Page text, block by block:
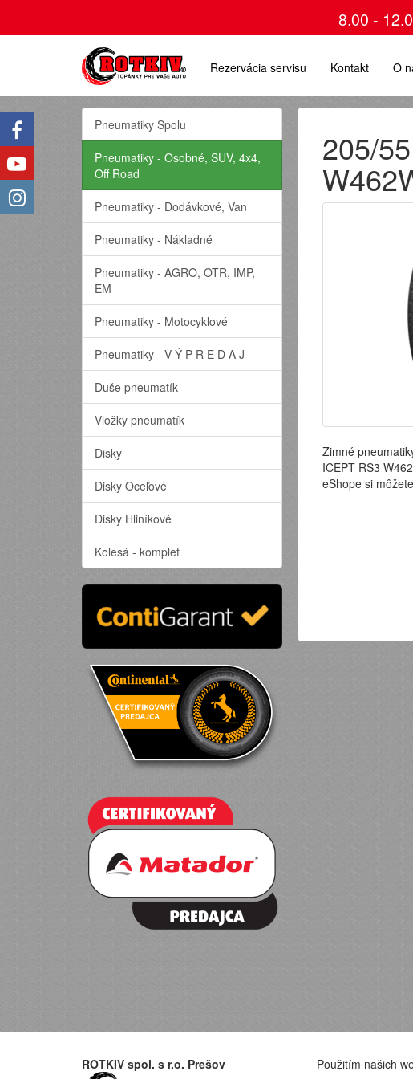
8.00 -
Rezervácia servisu Kontakt O
205/
Zimné
ICEPT RS3
eShope si
Pneumatiky Spolu
Pneumatiky - Osobné, SUV, 4x4,
Off Road
Pneumatiky - Dodávkové, Van
Pneumatiky - Nákladné
Pneumatiky - AGRO, OTR, IMP,
EM
Pneumatiky - Motocyklové
Pneumatiky - V Ý P R E D A J
Duše pneumatík
Vložky pneumatík
Disky
Disky Oceľové
Disky Hliníkové
Kolesá - komplet
ROTKIV spol. s r.o. Prešov Použitím našich